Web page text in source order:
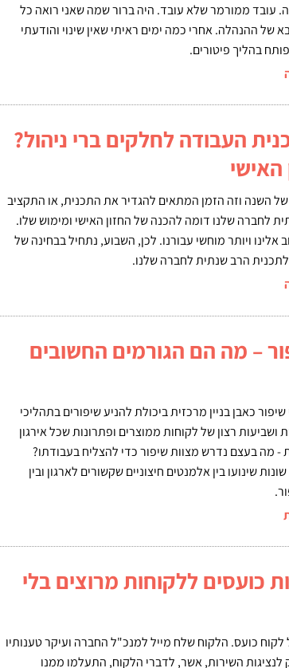
עובד ממורמר שלא עובד. היה ברור שמה שאני רואה כל
של ההנהלה. אחרי כמה ימים ראיתי שאין שינוי והודעתי
בהליך פיטורים.
העבודה לחלקים ברי ניהול?
האישי
של השנה וזה הזמן המתאים להגדיר את התכנית, או התקציב
לחברה שלנו דומה להכנה של החזון האישי ומימוש שלו.
אלינו ויותר מוחשי עבורנו. לכן, השבוע, נתחיל בבחינה של
לתכנית הרב שנתית לחברה שלנו.
– מה הם הגורמים החשובים
כאבן בניין מרכזית ביכולת להניע שיפורים בתהליכי
ושביעות רצון של לקוחות ממוצרים ופתרונות שכל אירגון
מה בעצם נדרש מצוות שיפור כדי להצליח בעבודתו?
שינועו בין אלמנטים חיצוניים שקשורים לארגון ובין
כועסים ללקוחות מרוצים בלי
כועס. הלקוח שלח מייל למנכ"ל החברה ועיקר טענותיו
לנציגות השירות, אשר, לדברי הלקוח, התעלמו ממנו